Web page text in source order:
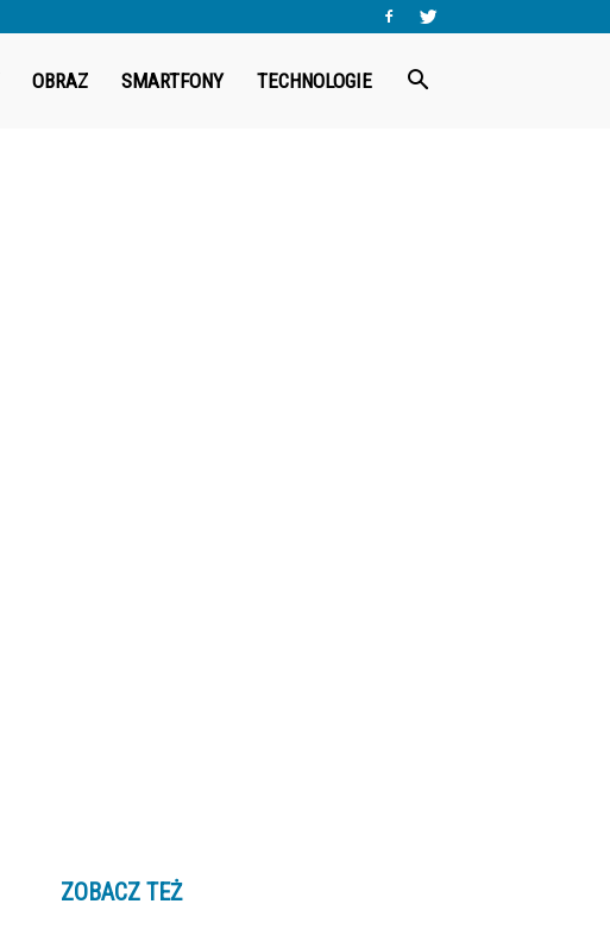
OBRAZ SMARTFONY TECHNOLOGIE
ZOBACZ TEŻ